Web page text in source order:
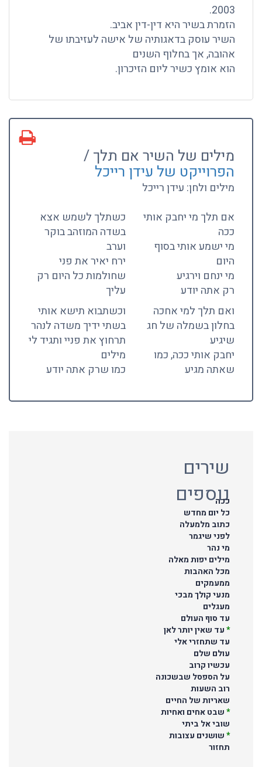
2003.
הזמרת בשיר היא דין-דין אביב.
השיר עוסק בדאגותיה של אישה לעזיבתו של
אהובה, אך בחלוף השנים
הוא אומץ כשיר ליום הזיכרון.
מילים של השיר אם תלך /
הפרוייקט של עידן רייכל
מילים ולחן: עידן רייכל
אם תלך מי יחבק אותי
ככה
מי ישמע אותי בסוף
היום
מי ינחם וירגיע
רק אתה יודע
ואם תלך למי אחכה
בחלון בשמלה של חג
שיגיע
יחבק אותי ככה, כמו
שאתה מגיע
כשתלך לשמש אצא
בשדה המוזהב בוקר
וערב
ירח יאיר את פני
שחולמות כל היום רק
עליך
וכשתבוא תישא אותי
בשתי ידיך משדה לנהר
תרחוץ את פניי ותגיד לי
מילים
כמו שרק אתה יודע
שירים
נוספים
ככה
כל יום מחדש
כתוב מלמעלה
לפני שיגמר
מי נהר
מילים יפות מאלה
מכל האהבות
ממעמקים
מנעי קולך מבכי
מעגלים
עד סוף העולם
*עד שאין יותר לאן
עד שתחזרי אלי
עולם שלם
עכשיו קרוב
על הספסל שבשכונה
רוב השעות
שאריות של החיים
*שבט אחים ואחיות
שובי אל ביתי
*שושנים עצובות
תחזור